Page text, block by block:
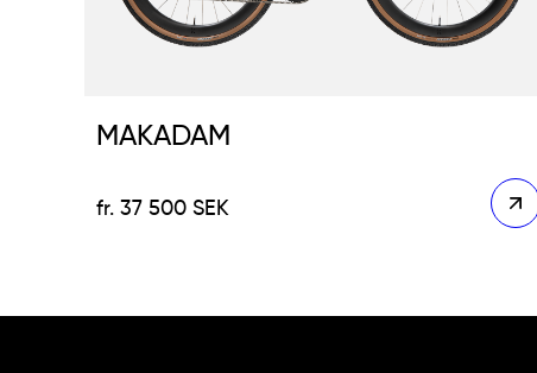
MAKADAM
37 500SEK